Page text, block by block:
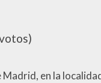
Madrid, en la